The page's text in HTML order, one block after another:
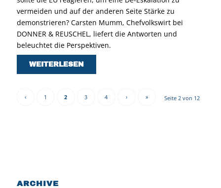
vermeiden und auf der anderen Seite Stärke zu
demonstrieren? Carsten Mumm, Chefvolkswirt bei
DONNER & REUSCHEL, liefert die Antworten und
beleuchtet die Perspektiven.
WEITERLESEN
Seite 2 von 12
‹ 1 2 3 4 › »
ARCHIVE